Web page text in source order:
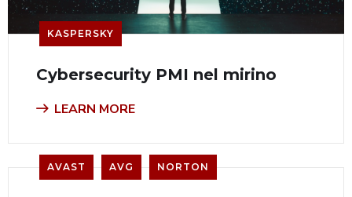
KASPERSKY
Cybersecurity PMI nel mirino
LEARN MORE
AVAST AVG NORTON